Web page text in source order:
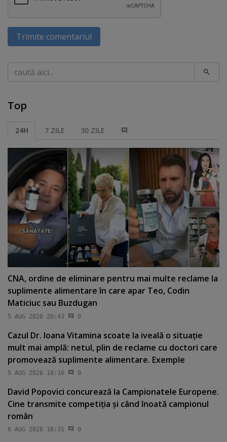
Trimite comentariul
Caută
Top
24H 7 ZILE 30 ZILE
CNA, ordine de eliminare pentru mai multe reclame la
suplimente alimentare în care apar Teo, Codin
Maticiuc sau Buzdugan
5 AUG 2026 20:43 0
Cazul Dr. Ioana Vitamina scoate la iveală o situaţie
mult mai amplă: netul, plin de reclame cu doctori care
promovează suplimente alimentare. Exemple
5 AUG 2026 18:16 0
David Popovici concurează la Campionatele Europene.
Cine transmite competiţia şi când înoată campionul
român
6 AUG 2026 16:31 0